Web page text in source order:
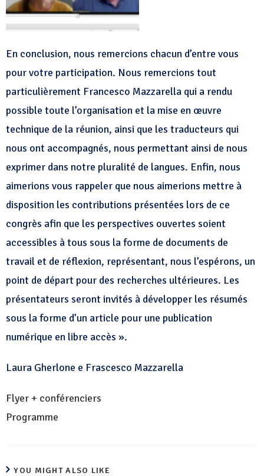
En conclusion, nous remercions chacun d’entre vous
pour votre participation. Nous remercions tout
particulièrement Francesco Mazzarella qui a rendu
possible toute l’organisation et la mise en œuvre
technique de la réunion, ainsi que les traducteurs qui
nous ont accompagnés, nous permettant ainsi de nous
exprimer dans notre pluralité de langues. Enfin, nous
aimerions vous rappeler que nous aimerions mettre à
disposition les contributions présentées lors de ce
congrès afin que les perspectives ouvertes soient
accessibles à tous sous la forme de documents de
travail et de réflexion, représentant, nous l’espérons, un
point de départ pour des recherches ultérieures. Les
présentateurs seront invités à développer les résumés
sous la forme d’un article pour une publication
numérique en libre accès ».
Laura Gherlone e Frascesco Mazzarella
Flyer + conférenciers
Programme
YOU MIGHT ALSO LIKE